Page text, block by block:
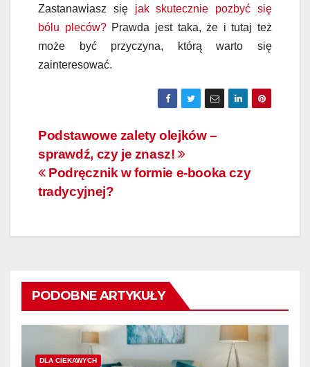
Zastanawiasz się jak skutecznie pozbyć się
bólu pleców?Prawda jest taka, że i tutaj też
może być przyczyna, którą warto się
zainteresować.
Nawigacja
wpisu
Podstawowe zalety olejków –
sprawdź, czy je znasz!
Podręcznik w formie e-booka czy
tradycyjnej?
PODOBNE ARTYKUŁY
DLA CIEKAWYCH